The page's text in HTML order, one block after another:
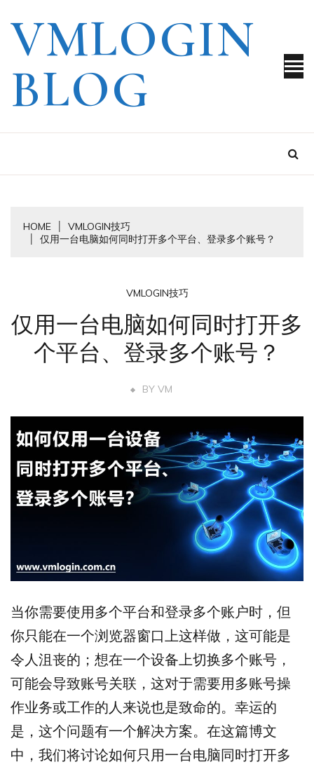
content
VMLOGIN
BLOG
HOME
VMLOGIN技巧
仅用一台电脑如何同时打开多个平台、登录多个账号？
VMLOGIN技巧
仅用一台电脑如何同时打开多
个平台、登录多个账号？
BY VM
当你需要使用多个平台和登录多个账户时，但
你只能在一个浏览器窗口上这样做，这可能是
令人沮丧的；想在一个设备上切换多个账号，
可能会导致账号关联，这对于需要用多账号操
作业务或工作的人来说也是致命的。幸运的
是，这个问题有一个解决方案。在这篇博文
中，我们将讨论如何只用一台电脑同时打开多